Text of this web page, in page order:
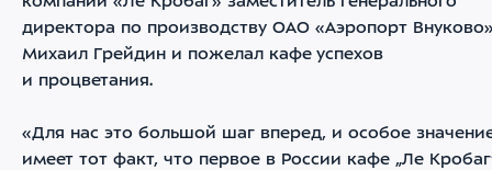
директора по производству ОАО «Аэропорт
Михаил Грейдин и пожелал кафе успехов
и процветания.
«Для нас это большой шаг вперед, и особое
имеет тот факт, что первое в России кафе „Ле